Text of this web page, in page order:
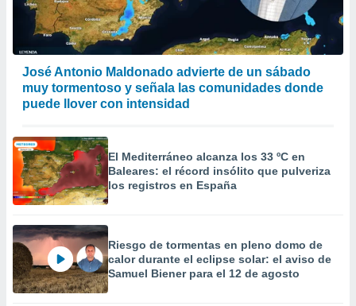
José Antonio Maldonado advierte de un sábado
muy tormentoso y señala las comunidades donde
puede llover con intensidad
El Mediterráneo alcanza los 33 ºC en
Baleares: el récord insólito que pulveriza
los registros en España
Riesgo de tormentas en pleno domo de
calor durante el eclipse solar: el aviso de
Samuel Biener para el 12 de agosto